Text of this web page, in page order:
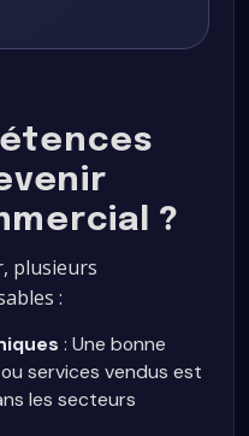
?
plusieurs
:
: Une bonne
services vendus est
les secteurs